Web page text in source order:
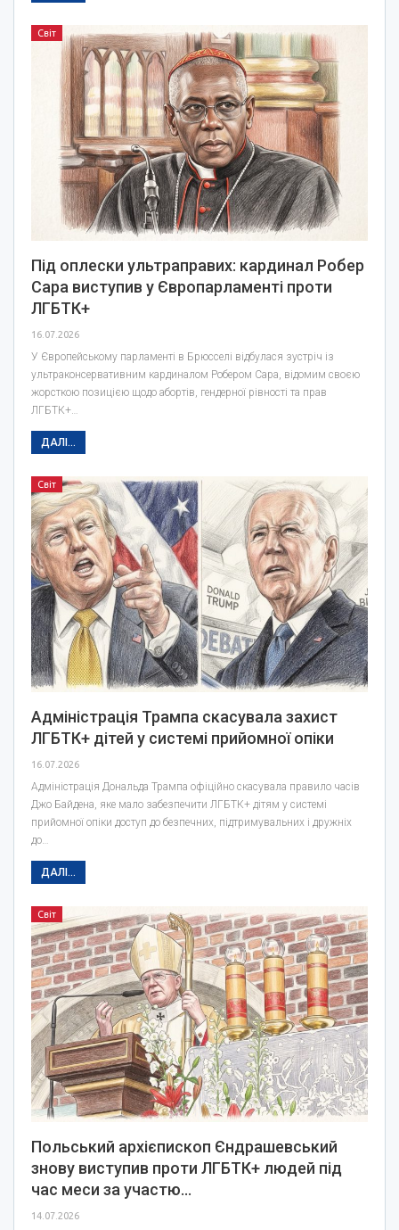
Світ
Під оплески ультраправих: кардинал Робер
Сара виступив у Європарламенті проти
ЛГБТК+
16.07.2026
У Європейському парламенті в Брюсселі відбулася зустріч із
ультраконсервативним кардиналом Робером Сара, відомим своєю
жорсткою позицією щодо абортів, гендерної рівності та прав
ЛГБТК+…
ДАЛІ...
Світ
Адміністрація Трампа скасувала захист
ЛГБТК+ дітей у системі прийомної опіки
16.07.2026
Адміністрація Дональда Трампа офіційно скасувала правило часів
Джо Байдена, яке мало забезпечити ЛГБТК+ дітям у системі
прийомної опіки доступ до безпечних, підтримувальних і дружніх
до…
ДАЛІ...
Світ
Польський архієпископ Єндрашевський
знову виступив проти ЛГБТК+ людей під
час меси за участю…
14.07.2026